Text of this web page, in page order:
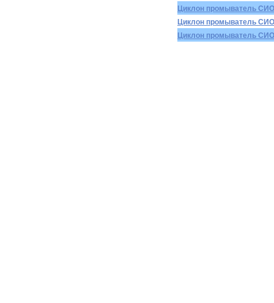
Циклон промыватель
Циклон промыватель
Циклон промыватель